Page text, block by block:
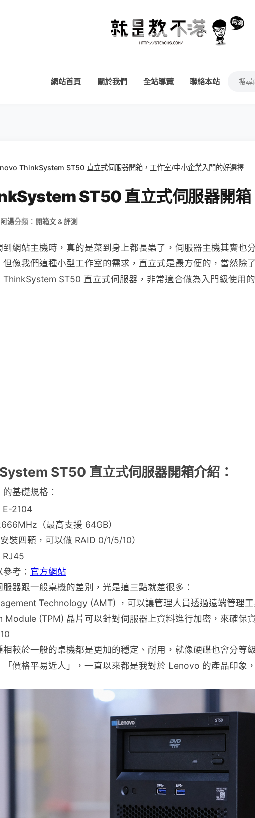
網站首頁 關於我們 全站導覽 聯絡本站
ThinkSystem ST50 直立式伺服器開箱，工作室/中小企業入門的好選擇
ST50 直立式伺服器開箱
阿湯分類： 開箱文 & 評測
網站主機時，真的是菜到身上都長蟲了，伺服器主機其實
像我們這種小型工作室的需求，直立式是最方便的，當然除
ST50 直立式伺服器，非常適合做為入門級使用
ST50 直立式伺服器開箱介紹：
基礎規格：
E-2104
（最高支援 64GB）
裝四顆，可以做 RAID 0/1/5/10）
RJ45
考： 官方網站
器跟一般桌機的差別，光是這三點就差很多：
Technology (AMT) ，可以讓管理人員透過遠端管理
Module (TPM) 晶片可以針對伺服器上資料進行加密，來確保
較於一般的桌機都是更加的穩定、耐用，就像硬碟也會分等
「價格平易近人」，一直以來都是我對於 Lenovo 的產品印象